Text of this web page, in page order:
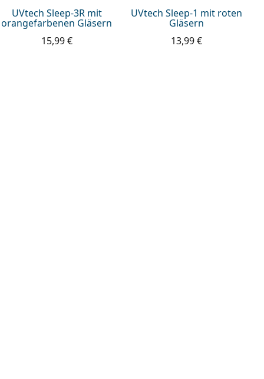
UVtech Sleep-3R mit
orangefarbenen Gläsern
15,99 €
UVtech Sleep-1 mit roten
Gläsern
13,99 €